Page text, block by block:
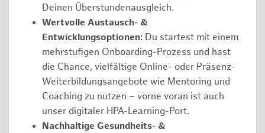
Deinen Überstundenausgleich.
Wertvolle Austausch- &
Entwicklungsoptionen: Du startest mit einem
mehrstufigen Onboarding-Prozess und hast
die Chance, vielfältige Online- oder Präsenz-
Weiterbildungsangebote wie Mentoring und
Coaching zu nutzen – vorne voran ist auch
unser digitaler HPA-Learning-Port.
Nachhaltige Gesundheits- &